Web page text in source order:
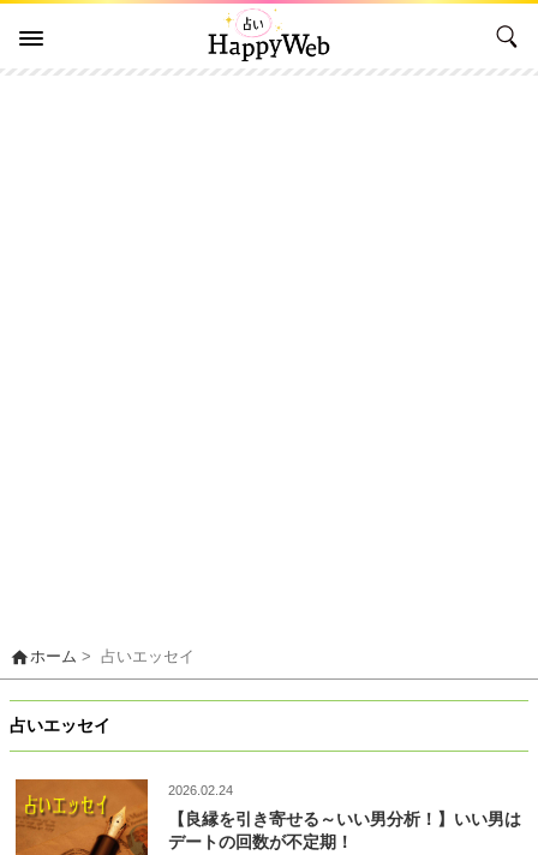
homeホーム > 占いエッセイ
占いエッセイ
2026.02.24
【良縁を引き寄せる～いい男分析！】いい男は
デートの回数が不定期！